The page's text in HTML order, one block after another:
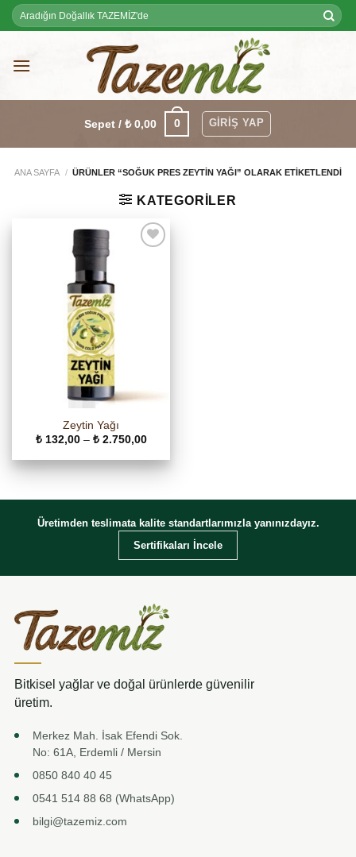
Skip
to
Ara:
Sepet / ₺0,00 0 GIRIŞ YAP
ANA SAYFA / ÜRÜNLER “SOĞUK PRES ZEYTIN YAĞI” OLARAK ETIKETLENDI
KATEGORILER
Zeytin Yağı
₺132,00 – ₺2.750,00Fiyat
₺ 132,00
-
Üretimden teslimata kalite standartlarımızla yanınızdayız.
Sertifikaları İncele
Bitkisel yağlar ve doğal ürünlerde güvenilir
üretim.
Merkez Mah. İsak Efendi Sok.
No: 61A, Erdemli / Mersin
0850 840 40 45
0541 514 88 68 (WhatsApp)
bilgi@tazemiz.com